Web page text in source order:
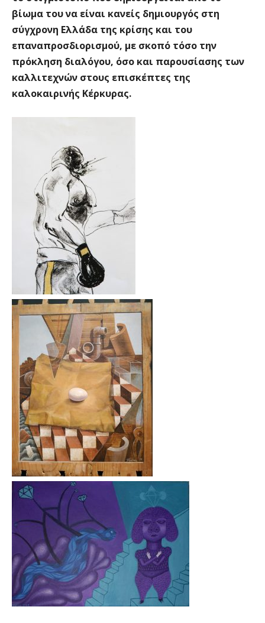
βίωμα του να είναι κανείς δημιουργός στη
σύγχρονη Ελλάδα της κρίσης και του
επαναπροσδιορισμού, με σκοπό τόσο την
πρόκληση διαλόγου, όσο και παρουσίασης των
καλλιτεχνών στους επισκέπτες της
καλοκαιρινής Κέρκυρας.